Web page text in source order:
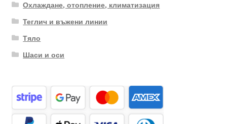
Охлаждане, отопление, климатизация
Теглич и въжени линии
Тяло
Шаси и оси